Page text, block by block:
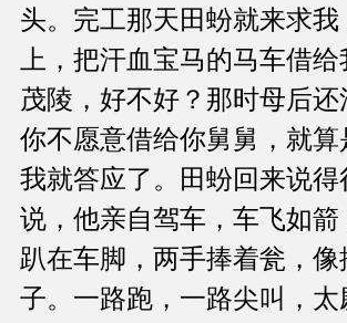
头。完工那天田蚡就来求我
上，把汗血宝马的马车借
茂陵，好不好？那时母后还
你不愿意借给你舅舅，就算
我就答应了。田蚡回来说
说，他亲自驾车，车飞如箭
趴在车脚，两手捧着瓮，像
子。一路跑，一路尖叫，太